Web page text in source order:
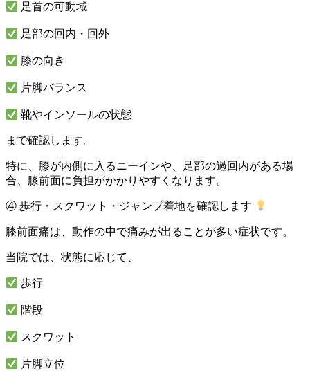
足首の可動域
足部の回内・回外
膝の向き
片脚バランス
靴やインソールの状態
まで確認します。
特に、膝が内側に入るニーインや、足部の過回内がある場
合、膝前面に負担がかかりやすくなります。
④ 歩行・スクワット・ジャンプ着地を確認します
膝前面痛は、動作の中で痛みが出ることが多い症状です。
当院では、状態に応じて、
歩行
階段
スクワット
片脚立位